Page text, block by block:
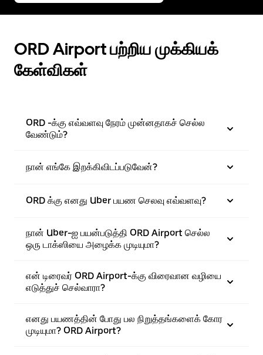
ORD Airport பற்றிய முக்கியக்
கேள்விகள்
ORD -க்கு எவ்வளவு நேரம் முன்னதாகச் செல்ல
வேண்டும்?
நான் எங்கே இறக்கிவிடப்படுவேன்?
ORD க்கு எனது Uber பயண செலவு எவ்வளவு?
நான் Uber-ஐ பயன்படுத்தி ORD Airport செல்ல
ஒரு டாக்ஸியை அழைக்க முடியுமா?
என் டிரைவர் ORD Airport-க்கு விரைவான வழியை
எடுத்துச் செல்வாரா?
எனது பயணத்தின் போது பல நிறுத்தங்களைக் கோர
முடியுமா? ORD Airport?